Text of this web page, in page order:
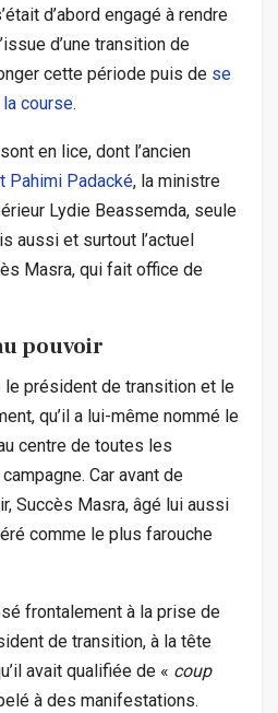
d’abord engagé à rendre
d’une transition de
cette période puis de se
la course.
en lice, dont l’ancien
Pahimi Padacké, la ministre
Lydie Beassemda, seule
aussi et surtout l’actuel
Masra, qui fait office de
pouvoir
président de transition et le
qu’il a lui-même nommé le
centre de toutes les
Car avant de
Succès Masra, âgé lui aussi
comme le plus farouche
frontalement à la prise de
de transition, à la tête
avait qualifiée de « coup
à des manifestations.